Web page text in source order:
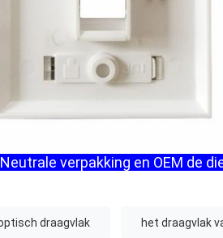
verpakking en OEM de
draagvlak het draagvlak